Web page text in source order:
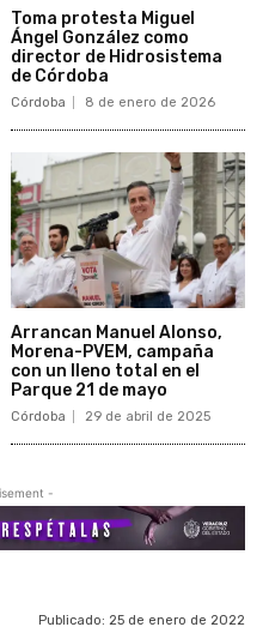
Toma protesta Miguel
Ángel González como
director de Hidrosistema
de Córdoba
Córdoba 8 de enero de 2026
Arrancan Manuel Alonso,
Morena-PVEM, campaña
con un lleno total en el
Parque 21 de mayo
Córdoba 29 de abril de 2025
-